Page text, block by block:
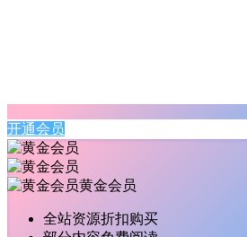
开通会员
黄金会员
全站资源折扣购买